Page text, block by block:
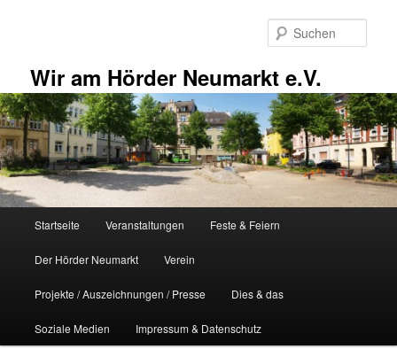
Wir am Hörder Neumarkt e.V.
Startseite Veranstaltungen Feste & Feiern
Der Hörder Neumarkt Verein
Projekte / Auszeichnungen / Presse Dies & das
Soziale Medien Impressum & Datenschutz